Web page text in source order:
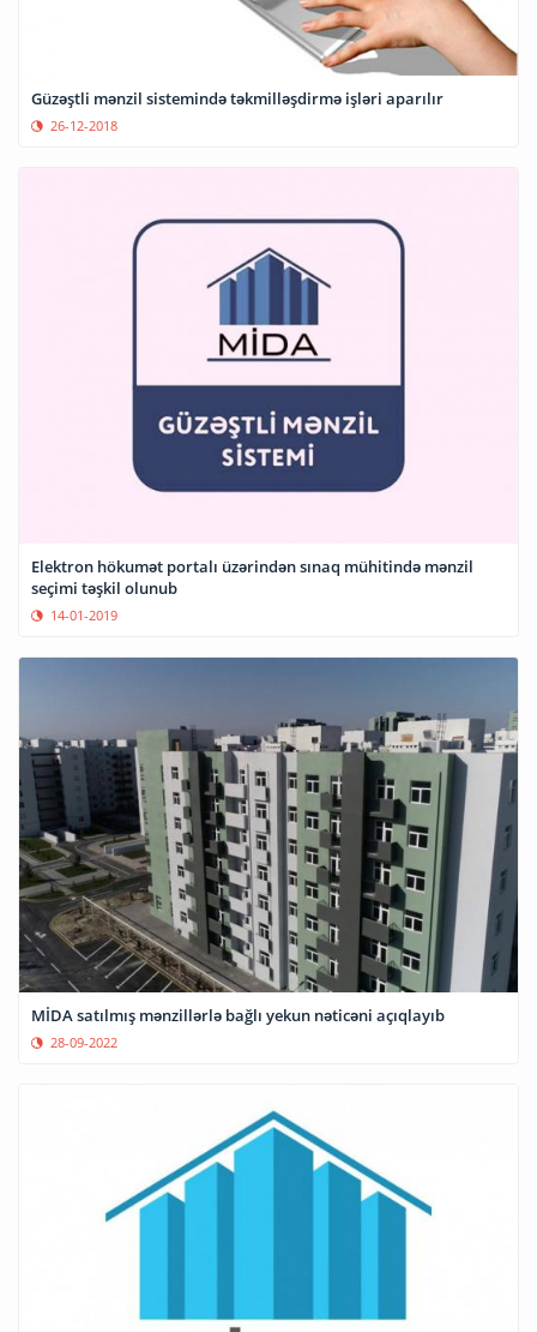
Güzəştli mənzil sistemində təkmilləşdirmə işləri aparılır
26-12-2018
Elektron hökumət portalı üzərindən sınaq mühitində mənzil
seçimi təşkil olunub
14-01-2019
MİDA satılmış mənzillərlə bağlı yekun nəticəni açıqlayıb
28-09-2022